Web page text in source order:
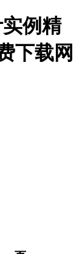
例精
下载网